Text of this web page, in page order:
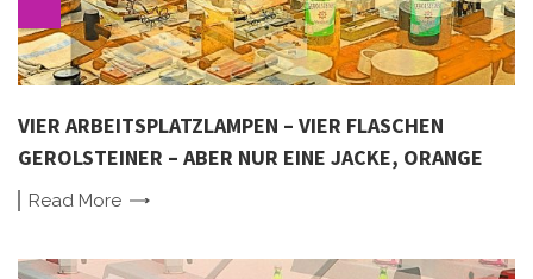
VIER ARBEITSPLATZLAMPEN – VIER FLASCHEN
GEROLSTEINER – ABER NUR EINE JACKE, ORANGE
Read More